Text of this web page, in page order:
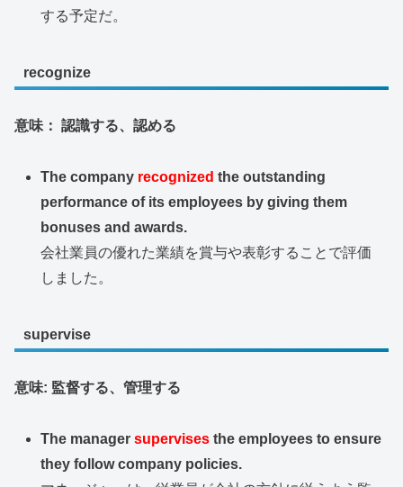
する予定だ。
recognize
意味： 認識する、認める
The company recognized the outstanding
performance of its employees by giving them
bonuses and awards.
会社業員の優れた業績を賞与や表彰することで評価
しました。
supervise
意味: 監督する、管理する
The managersupervises the employees to ensure
they follow company policies.